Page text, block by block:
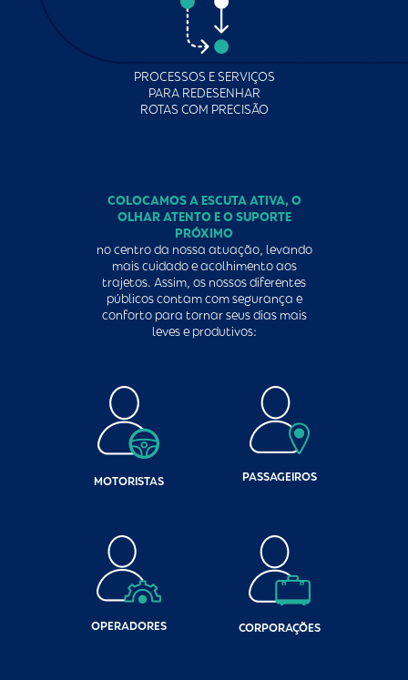
PROCESSOS E SERVIÇOS
PARA REDESENHAR
ROTAS COM PRECISÃO
COLOCAMOS A ESCUTA ATIVA, O
OLHAR ATENTO E O SUPORTE
PRÓXIMO
no centro da nossa atuação, levando
mais cuidado e acolhimento aos
trajetos. Assim, os nossos diferentes
públicos contam com segurança e
conforto para tornar seus dias mais
leves e produtivos:
MOTORISTAS PASSAGEIROS
OPERADORES CORPORAÇÕES